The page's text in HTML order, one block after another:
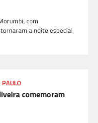
com
a noite especial
PAULO
comemoram